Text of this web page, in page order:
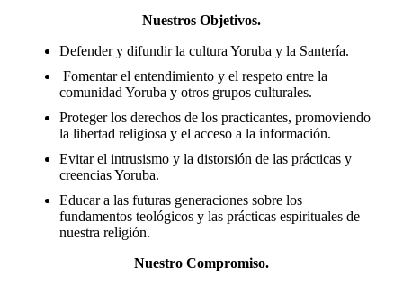
Nuestros Objetivos.
Defender y difundir la cultura Yoruba y la Santería.
Fomentar el entendimiento y el respeto entre la
comunidad Yoruba y otros grupos culturales.
Proteger los derechos de los practicantes, promoviendo
la libertad religiosa y el acceso a la información.
Evitar el intrusismo y la distorsión de las prácticas y
creencias Yoruba.
Educar a las futuras generaciones sobre los
fundamentos teológicos y las prácticas espirituales de
nuestra religión.
Nuestro Compromiso.